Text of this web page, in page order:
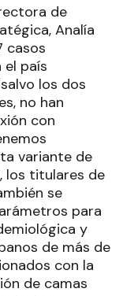
de
Analía
casos
país
los dos
no han
con
variante de
los titulares de
se
para
y
de más de
con la
de camas